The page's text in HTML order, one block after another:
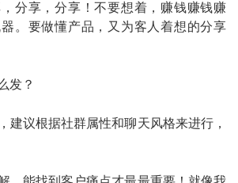
分享，分享！不要想着，赚钱赚钱赚
。要做懂产品，又为客人着想的分享
发？
建议根据社群属性和聊天风格来进行，